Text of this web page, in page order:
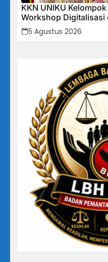
KKN UNIKU
Workshop Digitalisasi
UMKM
5 Agustus 2026